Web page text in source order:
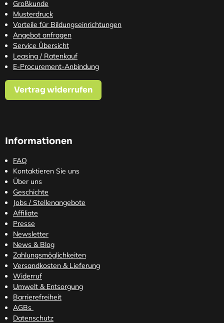
Großkunde
Musterdruck
Vorteile für Bildungseinrichtungen
Angebot anfragen
Service Übersicht
Leasing / Ratenkauf
E-Procurement-Anbindung
Vertrag widerrufen
Informationen
FAQ
Kontaktieren Sie uns
Über uns
Geschichte
Jobs / Stellenangebote
Affiliate
Presse
Newsletter
News & Blog
Zahlungsmöglichkeiten
Versandkosten & Lieferung
Widerruf
Umwelt & Entsorgung
Barrierefreiheit
AGBs
Datenschutz